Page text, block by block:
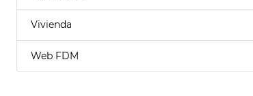
Vivienda
Web FDM